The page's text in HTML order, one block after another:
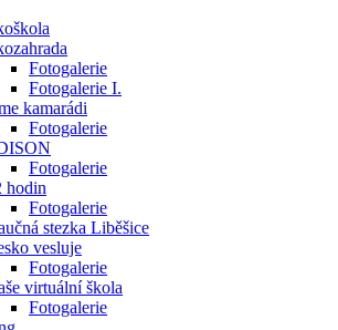
Fotogalerie
Fotogalerie I.
kamarádi
Fotogalerie
Fotogalerie
hodin
Fotogalerie
stezka Liběšice
vesluje
Fotogalerie
virtuální škola
Fotogalerie